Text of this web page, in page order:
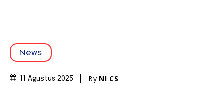
News
11 Agustus 2025 By NI CS